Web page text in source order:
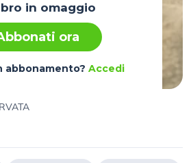
in omaggio
ora
abbonamento? Accedi